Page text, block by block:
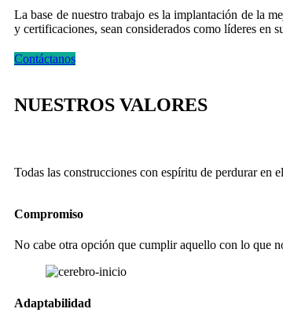
La base de nuestro trabajo es la implantación de la
y certificaciones, sean considerados como líderes en
Contáctanos
NUESTROS VALORES
Todas las construcciones con espíritu de perdurar en
Compromiso
No cabe otra opción que cumplir aquello con lo que
Adaptabilidad